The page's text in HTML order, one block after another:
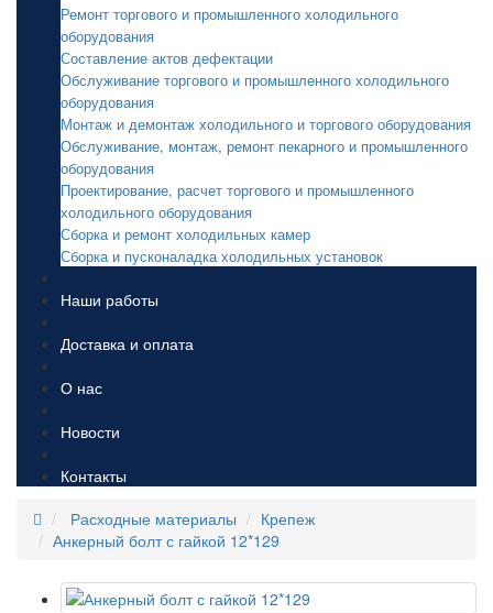
Ремонт торгового и промышленного холодильного
оборудования
Составление актов дефектации
Обслуживание торгового и промышленного холодильного
оборудования
Монтаж и демонтаж холодильного и торгового оборудования
Обслуживание, монтаж, ремонт пекарного и промышленного
оборудования
Проектирование, расчет торгового и промышленного
холодильного оборудования
Сборка и ремонт холодильных камер
Сборка и пусконаладка холодильных установок
Наши работы
Доставка и оплата
О нас
Новости
Контакты
Расходные материалы
Крепеж
Анкерный болт с гайкой 12*129